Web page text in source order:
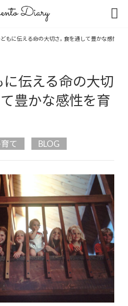

もに伝える命の大切さ。食を通して豊かな感性を
伝える命の大切
豊かな感性を育
て BLOG